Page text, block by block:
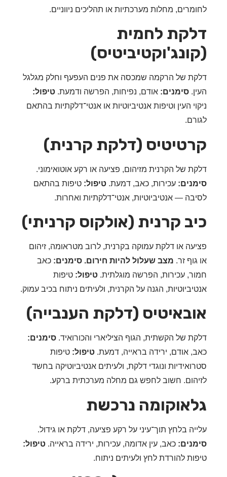
מחלות מערכתיות או תהליכים ניווניים.
לחמית
של הרקמה שמכסה את פנים העפעף וחלק מגלגל
סימנים: אודם, נפיחות, הפרשה ודמעת.טיפול:
העין וטיפות אנטיביוטיות או אנטי־דלקתיות בהתאם
(דלקת קרנית)
של הקרנית מזיהום, פציעה או רקע אוטואימוני.
עכירות, כאב, דמעת.טיפול:טיפות בהתאם
— אנטיביוטיות, אנטי־דלקתיות ואחרות.
קרנית (אולקוס קרניתי)
או דלקת עמוקה בקרנית, לרוב מטראומה, זיהום
זר.מצב שעלול להיות חירום. סימנים: כאב
עכירות, הפרשה מוגלתית.טיפול:טיפות
הגנה על הקרנית, ולעיתים ניתוח בכיב עמוק.
(דלקת הענבייה)
של הקשתית, הגוף הציליארי והכורואיד.סימנים:
אודם, ירידה בראייה, דמעת.טיפול:טיפות
ונוגדי דלקת, ולעיתים אנטיביוטיקה בחשד
חשוב לחפש גם מחלה מערכתית ברקע.
נרכשת
בלחץ תוך־עיני על רקע פציעה, דלקת או גידול.
כאב, עין אדומה, עכירות, ירידה בראייה. טיפול:
להורדת לחץ ולעיתים ניתוח.